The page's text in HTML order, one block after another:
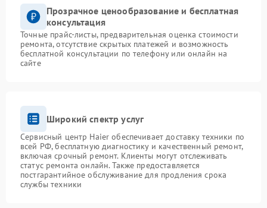
Прозрачное ценообразование и бесплатная
консультация
Точные прайс-листы, предварительная оценка стоимости
ремонта, отсутствие скрытых платежей и возможность
бесплатной консультации по телефону или онлайн на
сайте
Широкий спектр услуг
Сервисный центр Haier обеспечивает доставку техники по
всей РФ, бесплатную диагностику и качественный ремонт,
включая срочный ремонт. Клиенты могут отслеживать
статус ремонта онлайн. Также предоставляется
постгарантийное обслуживание для продления срока
службы техники